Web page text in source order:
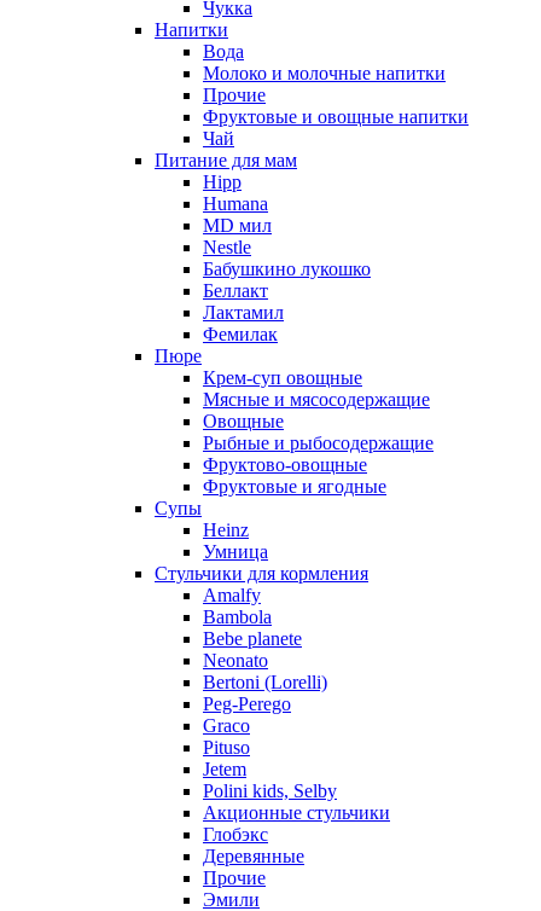
Чукка
Напитки
Вода
Молоко и молочные напитки
Прочие
Фруктовые и овощные напитки
Чай
Питание для мам
Hipp
Humana
MD мил
Nestle
Бабушкино лукошко
Беллакт
Лактамил
Фемилак
Пюре
Крем-суп овощные
Мясные и мясосодержащие
Овощные
Рыбные и рыбосодержащие
Фруктово-овощные
Фруктовые и ягодные
Супы
Heinz
Умница
Стульчики для кормления
Amalfy
Bambola
Bebe planete
Neonato
Bertoni (Lorelli)
Peg-Perego
Graco
Pituso
Jetem
Polini kids, Selby
Акционные стульчики
Глобэкс
Деревянные
Прочие
Эмили